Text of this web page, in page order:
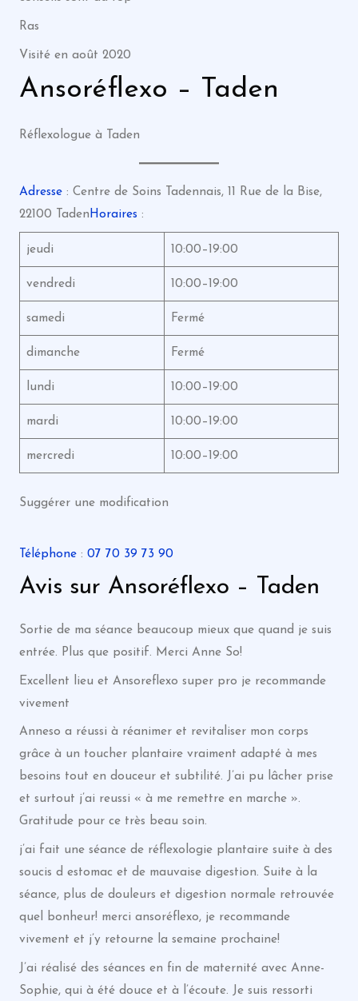
Ras
Visité en août 2020
Ansoréflexo – Taden
Réflexologue à Taden
Adresse: Centre de Soins Tadennais, 11 Rue de la Bise,
22100 TadenHoraires :
jeudi 10:00–19:00
vendredi 10:00–19:00
samedi Fermé
dimanche Fermé
lundi 10:00–19:00
mardi 10:00–19:00
mercredi 10:00–19:00
Suggérer une modification
Téléphone: 07 70 39 73 90
Avis sur Ansoréflexo – Taden
Sortie de ma séance beaucoup mieux que quand je suis
entrée. Plus que positif. Merci Anne So!
Excellent lieu et Ansoreflexo super pro je recommande
vivement
Anneso a réussi à réanimer et revitaliser mon corps
grâce à un toucher plantaire vraiment adapté à mes
besoins tout en douceur et subtilité. J’ai pu lâcher prise
et surtout j’ai reussi « à me remettre en marche ».
Gratitude pour ce très beau soin.
j’ai fait une séance de réflexologie plantaire suite à des
soucis d estomac et de mauvaise digestion. Suite à la
séance, plus de douleurs et digestion normale retrouvée
quel bonheur! merci ansoréflexo, je recommande
vivement et j’y retourne la semaine prochaine!
J’ai réalisé des séances en fin de maternité avec Anne-
Sophie, qui à été douce et à l’écoute. Je suis ressorti